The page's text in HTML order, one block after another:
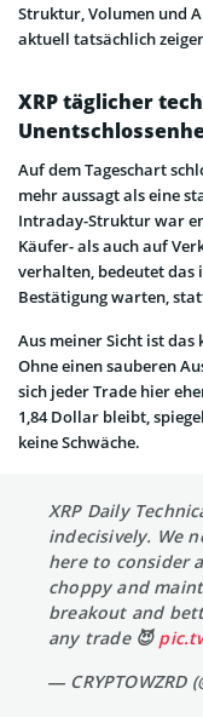
Struktur, Volumen und
aktuell tatsächlich
XRP täglicher
Auf dem Tageschart
mehr aussagt als eine
Intraday-Struktur war
Käufer- als auch auf
verhalten, bedeutet das
Bestätigung warten,
Aus meiner Sicht ist
Ohne einen sauberen
sich jeder Trade hier
1,84 Dollar bleibt,
keine Schwäche.
XRP Daily
indecisively. We
here to consider
choppy and
breakout and
any trade 😈
— CRYPTOWZRD